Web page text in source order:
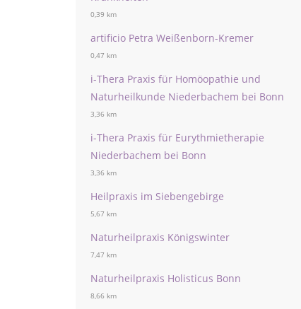
0,39 km
artificio Petra Weißenborn-Kremer
0,47 km
i-Thera Praxis für Homöopathie und
Naturheilkunde Niederbachem bei Bonn
3,36 km
i-Thera Praxis für Eurythmietherapie
Niederbachem bei Bonn
3,36 km
Heilpraxis im Siebengebirge
5,67 km
Naturheilpraxis Königswinter
7,47 km
Naturheilpraxis Holisticus Bonn
8,66 km